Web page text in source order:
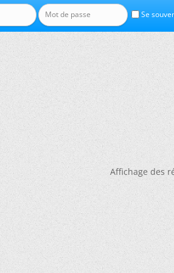
Se
Affichage des